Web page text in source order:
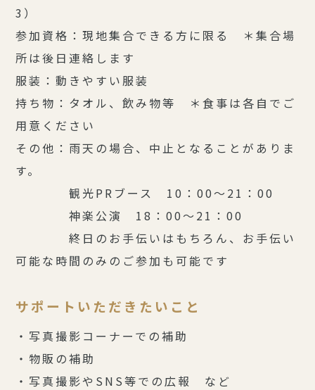
3）
参加資格：現地集合できる方に限る ＊集合場
所は後日連絡します
服装：動きやすい服装
持ち物：タオル、飲み物等 ＊食事は各自でご
用意ください
その他：雨天の場合、中止となることがありま
す。
観光PRブース 10：00～21：00
神楽公演 18：00～21：00
終日のお手伝いはもちろん、お手伝い
可能な時間のみのご参加も可能です
サポートいただきたいこと
・写真撮影コーナーでの補助
・物販の補助
・写真撮影やSNS等での広報 など